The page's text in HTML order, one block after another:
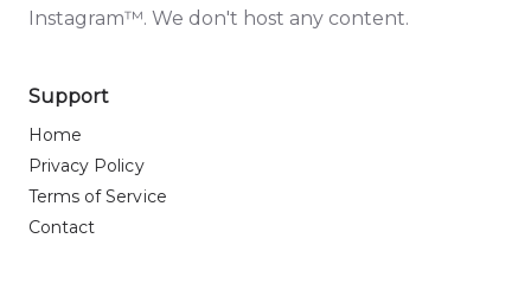
Instagram™. We don't host any content.
Support
Home
Privacy Policy
Terms of Service
Contact